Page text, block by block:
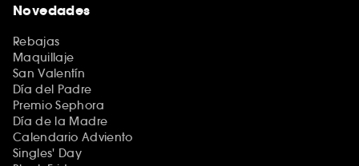
Novedades
Rebajas
Maquillaje
San Valentín
Día del Padre
Premio Sephora
Día de la Madre
Calendario Adviento
Singles' Day